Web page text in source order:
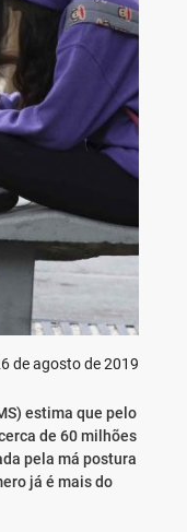
de agosto de 2019
estima que pelo
de 60 milhões
pela má postura
já é mais do